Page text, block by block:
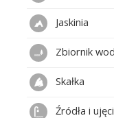
Jaskinia
Zbiornik
Skałka
Źródła i